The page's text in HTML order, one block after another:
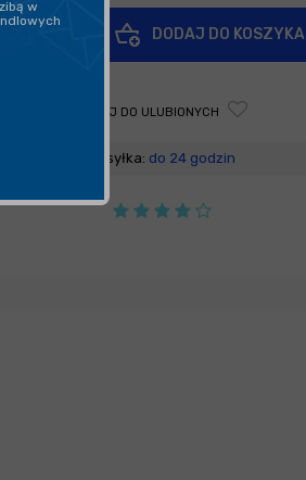
DODAJ DO KOSZYKA
DODAJ DO ULUBIONYCH
Wysyłka: do 24 godzin
w